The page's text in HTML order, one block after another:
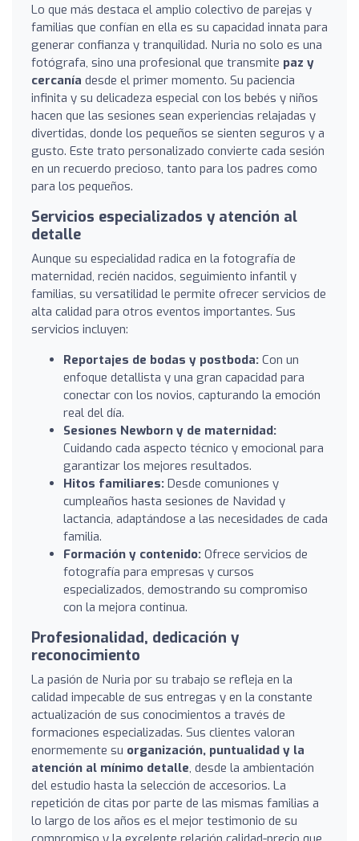
Lo que más destaca el amplio colectivo de parejas y
familias que confían en ella es su capacidad innata para
generar confianza y tranquilidad. Nuria no solo es una
fotógrafa, sino una profesional que transmite paz y
cercanía desde el primer momento. Su paciencia
infinita y su delicadeza especial con los bebés y niños
hacen que las sesiones sean experiencias relajadas y
divertidas, donde los pequeños se sienten seguros y a
gusto. Este trato personalizado convierte cada sesión
en un recuerdo precioso, tanto para los padres como
para los pequeños.
Servicios especializados y atención al
detalle
Aunque su especialidad radica en la fotografía de
maternidad, recién nacidos, seguimiento infantil y
familias, su versatilidad le permite ofrecer servicios de
alta calidad para otros eventos importantes. Sus
servicios incluyen:
Reportajes de bodas y postboda: Con un
enfoque detallista y una gran capacidad para
conectar con los novios, capturando la emoción
real del día.
Sesiones Newborn y de maternidad:
Cuidando cada aspecto técnico y emocional para
garantizar los mejores resultados.
Hitos familiares: Desde comuniones y
cumpleaños hasta sesiones de Navidad y
lactancia, adaptándose a las necesidades de cada
familia.
Formación y contenido: Ofrece servicios de
fotografía para empresas y cursos
especializados, demostrando su compromiso
con la mejora continua.
Profesionalidad, dedicación y
reconocimiento
La pasión de Nuria por su trabajo se refleja en la
calidad impecable de sus entregas y en la constante
actualización de sus conocimientos a través de
formaciones especializadas. Sus clientes valoran
enormemente su organización, puntualidad y la
atención al mínimo detalle, desde la ambientación
del estudio hasta la selección de accesorios. La
repetición de citas por parte de las mismas familias a
lo largo de los años es el mejor testimonio de su